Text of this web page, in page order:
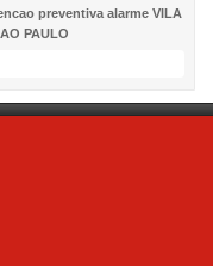
preventiva alarme VILA
PAULO